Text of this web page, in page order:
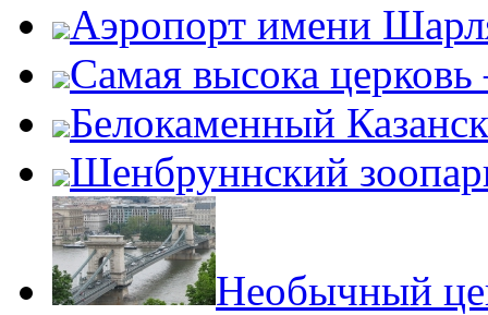
Аэропорт имени
Самая высока
Белокаменный
Шенбруннский
Необычный